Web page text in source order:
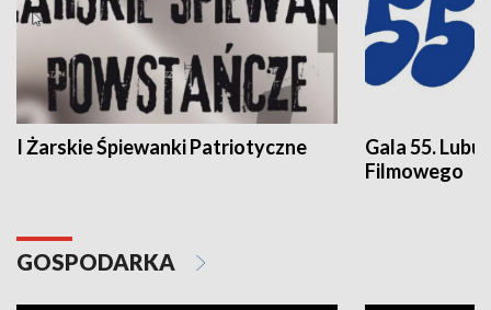
I Żarskie Śpiewanki Patriotyczne
Gala 55.
Filmowego
GOSPODARKA